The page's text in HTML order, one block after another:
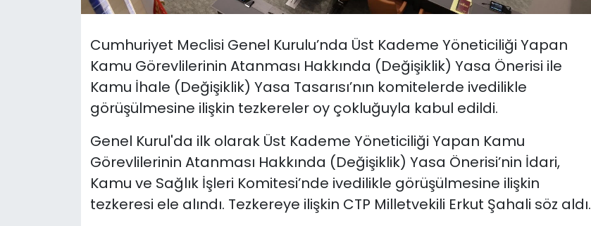
Cumhuriyet Meclisi Genel Kurulu’nda Üst Kademe Yöneticiliği Yapan
Kamu Görevlilerinin Atanması Hakkında (Değişiklik) Yasa Önerisi ile
Kamu İhale (Değişiklik) Yasa Tasarısı’nın komitelerde ivedilikle
görüşülmesine ilişkin tezkereler oy çokluğuyla kabul edildi.
Genel Kurul'da ilk olarak Üst Kademe Yöneticiliği Yapan Kamu
Görevlilerinin Atanması Hakkında (Değişiklik) Yasa Önerisi’nin İdari,
Kamu ve Sağlık İşleri Komitesi’nde ivedilikle görüşülmesine ilişkin
tezkeresi ele alındı. Tezkereye ilişkin CTP Milletvekili Erkut Şahali söz aldı.
Teknoloji
Video Galeri